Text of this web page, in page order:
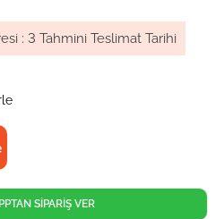
: 3 Tahmini Teslimat Tarihi
SİPARİŞ VER